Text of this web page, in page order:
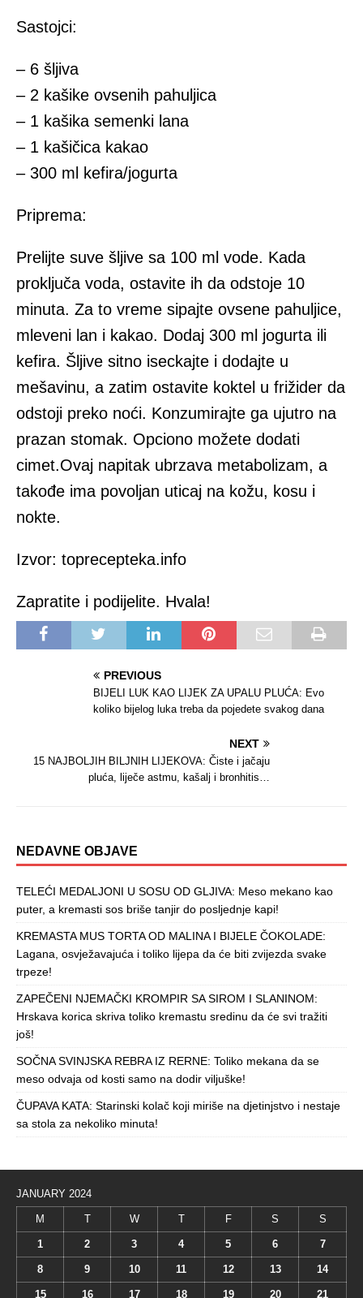
Sastojci:
– 6 šljiva
– 2 kašike ovsenih pahuljica
– 1 kašika semenki lana
– 1 kašičica kakao
– 300 ml kefira/jogurta
Priprema:
Prelijte suve šljive sa 100 ml vode. Kada
proključa voda, ostavite ih da odstoje 10
minuta. Za to vreme sipajte ovsene pahuljice,
mleveni lan i kakao. Dodaj 300 ml jogurta ili
kefira. Šljive sitno iseckajte i dodajte u
mešavinu, a zatim ostavite koktel u frižider da
odstoji preko noći. Konzumirajte ga ujutro na
prazan stomak. Opciono možete dodati
cimet.Ovaj napitak ubrzava metabolizam, a
takođe ima povoljan uticaj na kožu, kosu i
nokte.
Izvor: toprecepteka.info
Zapratite i podijelite. Hvala!
PREVIOUS
BIJELI LUK KAO LIJEK ZA UPALU PLUĆA: Evo
koliko bijelog luka treba da pojedete svakog dana
NEXT
15 NAJBOLJIH BILJNIH LIJEKOVA: Čiste i jačaju
pluća, liječe astmu, kašalj i bronhitis…
NEDAVNE OBJAVE
TELEĆI MEDALJONI U SOSU OD GLJIVA: Meso mekano kao
puter, a kremasti sos briše tanjir do posljednje kapi!
KREMASTA MUS TORTA OD MALINA I BIJELE ČOKOLADE:
Lagana, osvježavajuća i toliko lijepa da će biti zvijezda svake
trpeze!
ZAPEČENI NJEMAČKI KROMPIR SA SIROM I SLANINOM:
Hrskava korica skriva toliko kremastu sredinu da će svi tražiti
još!
SOČNA SVINJSKA REBRA IZ RERNE: Toliko mekana da se
meso odvaja od kosti samo na dodir viljuške!
ČUPAVA KATA: Starinski kolač koji miriše na djetinjstvo i nestaje
sa stola za nekoliko minuta!
JANUARY 2024
M T W T F S S
1 2 3 4 5 6 7
8 9 10 11 12 13 14
15 16 17 18 19 20 21